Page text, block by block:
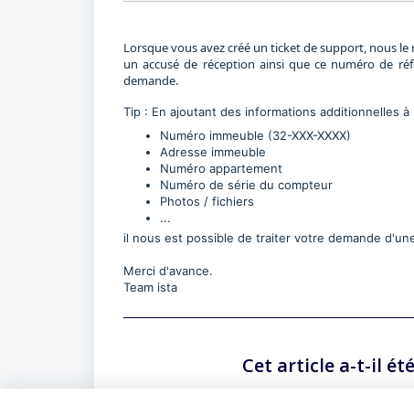
Lorsque vous avez créé un ticket de support, nous
un accusé de réception ainsi que ce numéro de
demande.
Tip : En ajoutant des informations additionnelles
Numéro immeuble (32-XXX-XXXX)
Adresse immeuble
Numéro appartement
Numéro de série du compteur
Photos / fichiers
...
il nous est possible de traiter votre demande
Merci d'avance.
Team ista
Cet article a-t-il